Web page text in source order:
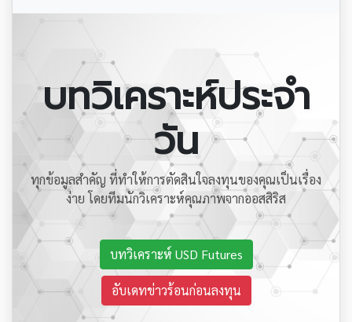
บทวิเคราะห์ประจำ
วัน
ทุกข้อมูลสำคัญ ที่ทำให้การตัดสินใจลงทุนของคุณเป็นเรื่อง
ง่าย โดยทีมนักวิเคราะห์คุณภาพจากออสสิริส
บทวิเคราะห์ USD Futures
อับเดทข่าวร้อนก่อนลงทุน